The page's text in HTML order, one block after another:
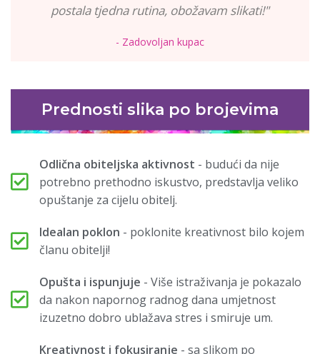
postala tjedna rutina, obožavam slikati!"
- Zadovoljan kupac
Prednosti slika po brojevima
Odlična obiteljska aktivnost - budući da nije
potrebno prethodno iskustvo, predstavlja veliko
opuštanje za cijelu obitelj.
Idealan poklon - poklonite kreativnost bilo kojem
članu obitelji!
Opušta i ispunjuje - Više istraživanja je pokazalo
da nakon napornog radnog dana umjetnost
izuzetno dobro ublažava stres i smiruje um.
Kreativnost i fokusiranje - sa slikom po